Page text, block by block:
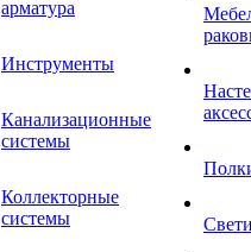
арматура
Инструменты
Канализационные
системы
Коллекторные
системы